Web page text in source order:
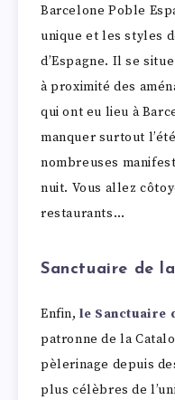
Barcelone Poble
unique et les styles
d’Espagne. Il se
à proximité des
qui ont eu lieu à
manquer surtout
nombreuses
nuit. Vous allez
restaurants…
Sanctuaire de
Enfin, le Sanctuaire
patronne de la
pèlerinage depuis
plus célèbres de